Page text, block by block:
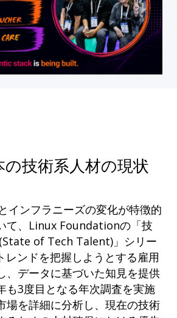
の技術系人材の現状
インフラニーズの変化が特徴的
て、Linux Foundationの「技
of Tech Talent)」シリー
レンドを把握しようとする雇用
、データに基づいた知見を提供
も3度目となる年次調査を実施
場を詳細に分析し、現在の技術